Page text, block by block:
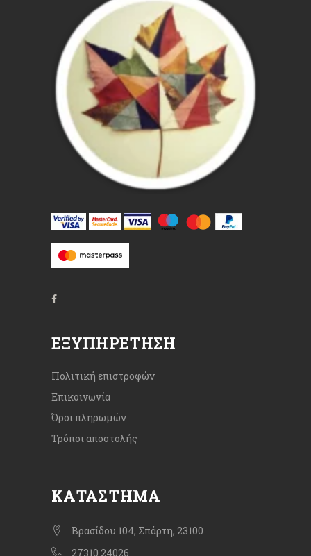
ΕΞΥΠΗΡΈΤΗΣΗ
Πολιτική επιστροφών
Επικοινωνία
Όροι πληρωμών
Τρόποι αποστολής
ΚΑΤΆΣΤΗΜΑ
Βρασίδου 104, Σπάρτη, 23100
27310 24026